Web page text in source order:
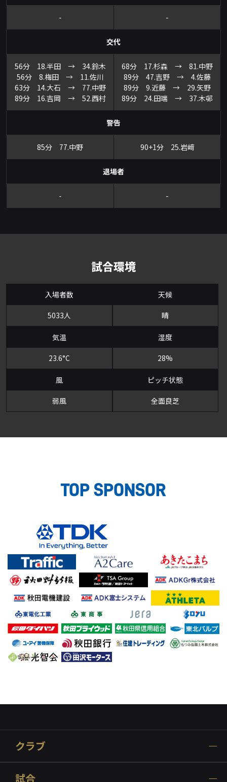
- -
交代
56分 18.半田 → 34.鈴木
56分 8.梅田 → 11.佐川
63分 14.大石 → 77.中野
89分 16.吉岡 → 52.西村
68分 17.杉森 → 81.中野
89分 47.吉野 → 4.佐藤
89分 9.近藤 → 29.矢野
89分 24.田端 → 37.木邨
警告
85分 77.中野 90+1分 25.岩﨑
退場者
- -
試合環境
入場者数
5033人
天候
晴
気温
23.6°C
湿度
28%
風
弱風
ピッチ状態
全面良芝
TOP SPONSOR
クラブ
試合